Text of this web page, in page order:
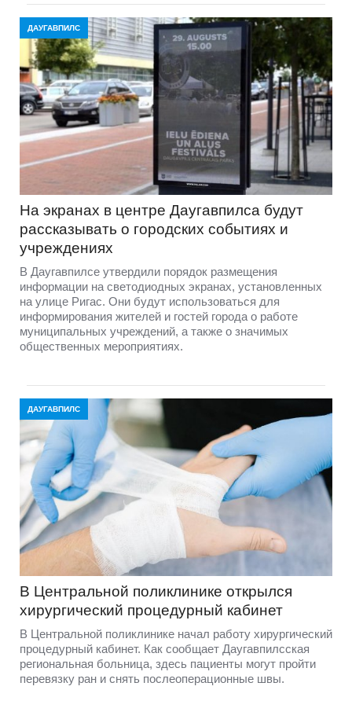
ДАУГАВПИЛС
На экранах в центре Даугавпилса будут
рассказывать о городских событиях и
учреждениях
В Даугавпилсе утвердили порядок размещения
информации на светодиодных экранах, установленных
на улице Ригас. Они будут использоваться для
информирования жителей и гостей города о работе
муниципальных учреждений, а также о значимых
общественных мероприятиях.
ДАУГАВПИЛС
В Центральной поликлинике открылся
хирургический процедурный кабинет
В Центральной поликлинике начал работу хирургический
процедурный кабинет. Как сообщает Даугавпилсская
региональная больница, здесь пациенты могут пройти
перевязку ран и снять послеоперационные швы.